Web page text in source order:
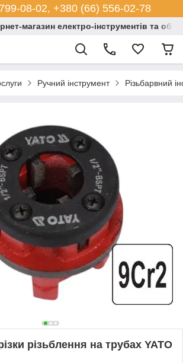
08-02, +380 (66) 556-02-78
магазин електро-інструментів та
Ручний інструмент Різьбарвний
різьблення на трубах YATO